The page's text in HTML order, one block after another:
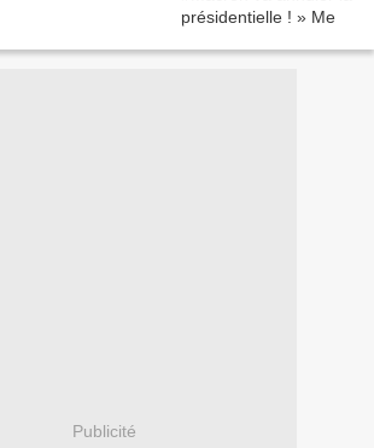
Publicité